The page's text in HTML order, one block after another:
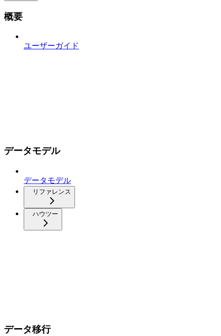
概要
ユーザーガイド
データモデル
データモデル
リファレンス
ハウツー
データ移行